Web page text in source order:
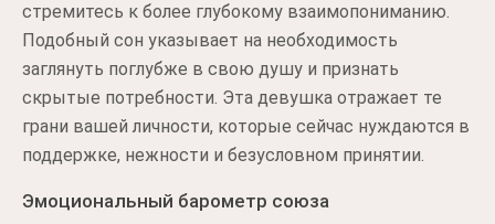
стремитесь к более глубокому взаимопониманию.
Подобный сон указывает на необходимость
заглянуть поглубже в свою душу и признать
скрытые потребности. Эта девушка отражает те
грани вашей личности, которые сейчас нуждаются в
поддержке, нежности и безусловном принятии.
Эмоциональный барометр союза